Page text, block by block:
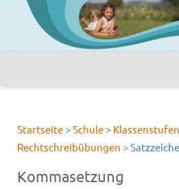
Startseite >Schule > Klassenstufen
Rechtschreibübungen >
Kommasetzung